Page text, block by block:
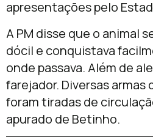
apresentações pelo
A PM disse que o animal
dócil e conquistava
onde passava. Além de
farejador. Diversas armas
foram tiradas de
apurado de Betinho.